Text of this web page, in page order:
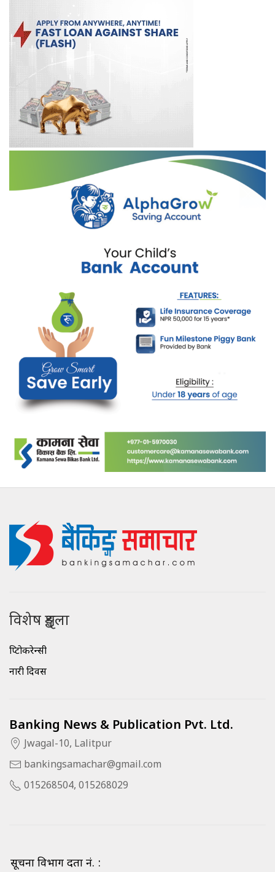
विशेष शृङ्खला
क्रिप्टोकरेन्सी
नारी दिवस
Banking News & Publication Pvt. Ltd.
Jwagal-10, Lalitpur
bankingsamachar@gmail.com
015268504, 015268029
सूचना विभाग दर्ता नं. :